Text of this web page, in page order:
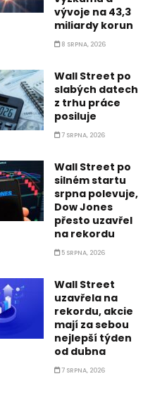
vývoje na 43,3
miliardy korun
8 SRPNA, 2026
Wall Street po
slabých datech
z trhu práce
posiluje
7 SRPNA, 2026
Wall Street po
silném startu
srpna polevuje,
Dow Jones
přesto uzavřel
na rekordu
5 SRPNA, 2026
Wall Street
uzavřela na
rekordu, akcie
mají za sebou
nejlepší týden
od dubna
7 SRPNA, 2026